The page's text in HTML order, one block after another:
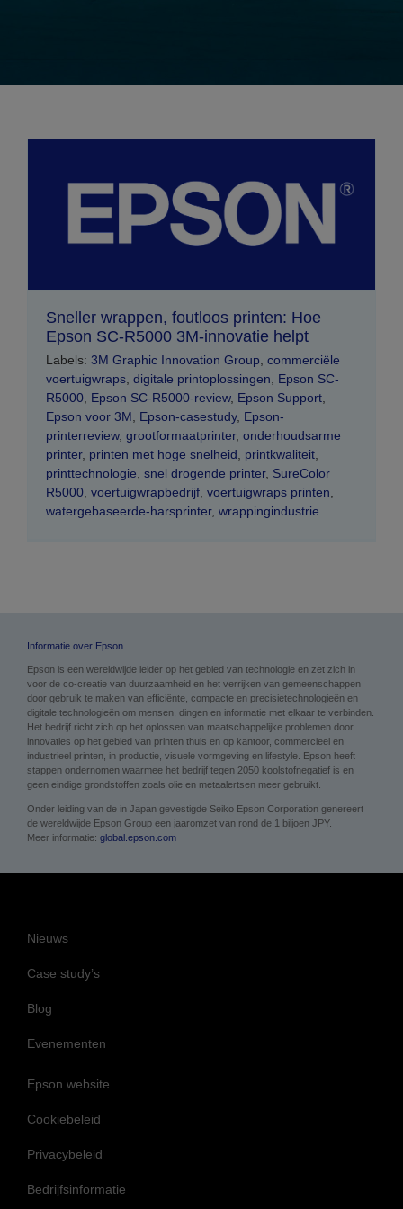
Sneller wrappen, foutloos printen: Hoe
Epson SC-R5000 3M-innovatie helpt
Labels: 3M Graphic Innovation Group commerciële
voertuigwraps digitale printoplossingen
Epson SC-
R5000 Epson SC-R5000-review, Epson Support
Epson voor 3M
Epson-casestudy, Epson-
printerreview, grootformaatprinter, onderhoudsarme
printer, printen met hoge snelheid printkwaliteit
printtechnologie snel drogende printer, SureColor
R5000 voertuigwrapbedrijf voertuigwraps printen
watergebaseerde-harsprinter, wrappingindustrie
Informatie over Epson
Epson is een wereldwijde leider op het gebied van technologie en zet zich in
voor de co-creatie van duurzaamheid en het verrijken van gemeenschappen
door gebruik te maken van efficiënte, compacte en precisietechnologieën en
digitale technologieën om mensen, dingen en informatie met elkaar te verbinden.
Het bedrijf richt zich op het oplossen van maatschappelijke problemen door
innovaties op het gebied van printen thuis en op kantoor, commercieel en
industrieel printen, in productie, visuele vormgeving en lifestyle. Epson heeft
stappen ondernomen waarmee het bedrijf tegen 2050 koolstofnegatief is en
geen eindige grondstoffen zoals olie en metaalertsen meer gebruikt.
Onder leiding van de in Japan gevestigde Seiko Epson Corporation genereert
de wereldwijde Epson Group een jaaromzet van rond de 1 biljoen JPY.
Meer informatie: global.epson.com
Nieuws
Case study’s
Blog
Evenementen
Epson website
Cookiebeleid
Privacybeleid
Bedrijfsinformatie